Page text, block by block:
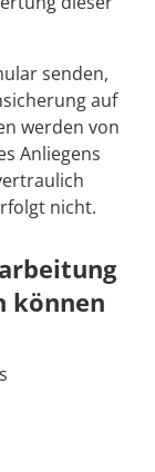
senden,
auf
werden von
Anliegens
nicht.
können